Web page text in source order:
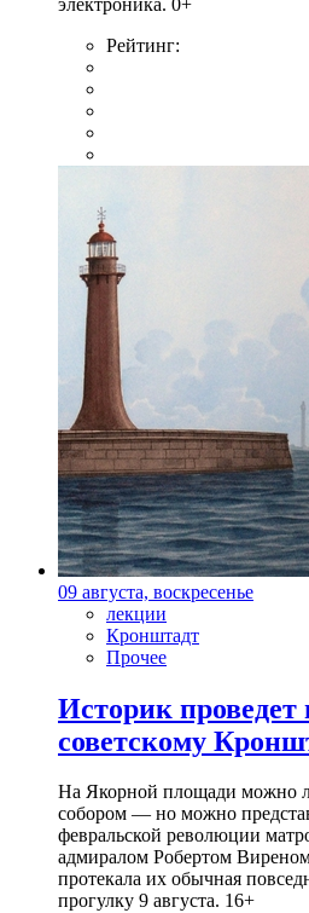
Рейтинг:
09 августа, воскресенье
лекции
Кронштадт
Прочее
Историк
советскому
На Якорной площади можно
собором — но можно
февральской революции
адмиралом Робертом
протекала их обычная
прогулку 9 августа. 16+